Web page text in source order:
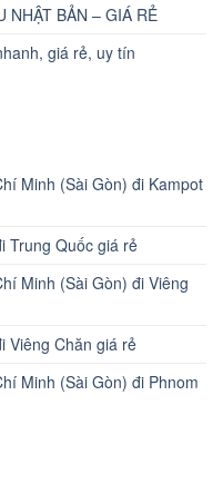
NHẬT BẢN – GIÁ RẺ
giá rẻ, uy tín
Minh (Sài Gòn) đi Kampot
Trung Quốc giá rẻ
Minh (Sài Gòn) đi Viêng
Viêng Chăn giá rẻ
Minh (Sài Gòn) đi Phnom